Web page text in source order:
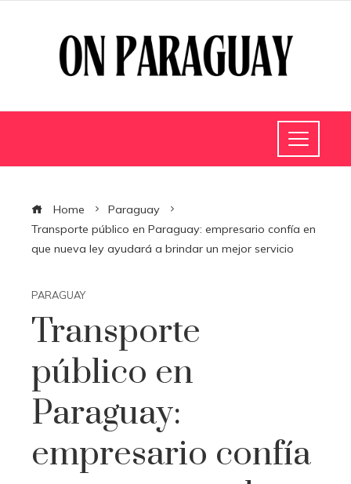
Home
Paraguay
Transporte público en Paraguay: empresario confía en
que nueva ley ayudará a brindar un mejor servicio
PARAGUAY
Transporte
público en
Paraguay:
empresario confía